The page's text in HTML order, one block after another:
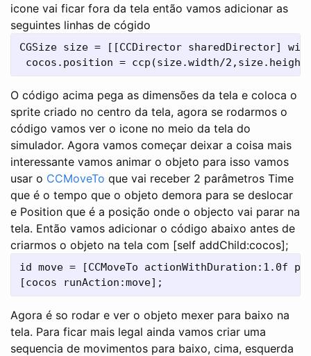
icone vai ficar fora da tela então vamos adicionar as
seguintes linhas de cógido
CGSize size = [[CCDirector sharedDirector]
O código acima pega as dimensões da tela e coloca o
sprite criado no centro da tela, agora se rodarmos o
código vamos ver o icone no meio da tela do
simulador. Agora vamos começar deixar a coisa mais
interessante vamos animar o objeto para isso vamos
usar o CCMoveTo que vai receber 2 parâmetros Time
que é o tempo que o objeto demora para se deslocar
e Position que é a posição onde o objecto vai parar na
tela. Então vamos adicionar o código abaixo antes de
criarmos o objeto na tela com [self addChild:cocos];
id move = [CCMoveTo
Agora é so rodar e ver o objeto mexer para baixo na
tela. Para ficar mais legal ainda vamos criar uma
sequencia de movimentos para baixo, cima, esquerda